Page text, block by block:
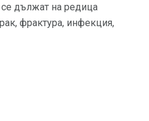
дължат на редица
фрактура, инфекция,